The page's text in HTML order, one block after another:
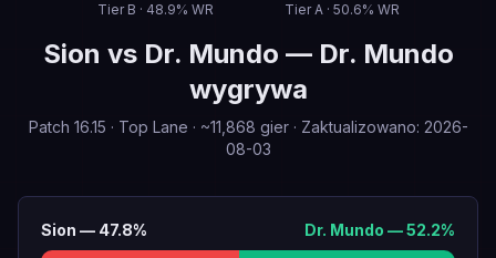
Tier B · 48.9% WR TierA· 50.6% WR
Sion vs Dr. Mundo — Dr. Mundo
wygrywa
Patch 16.15 · Top Lane · ~11,868 gier· Zaktualizowano: 2026-
08-03
Sion — 47.8% Dr. Mundo —52.2%